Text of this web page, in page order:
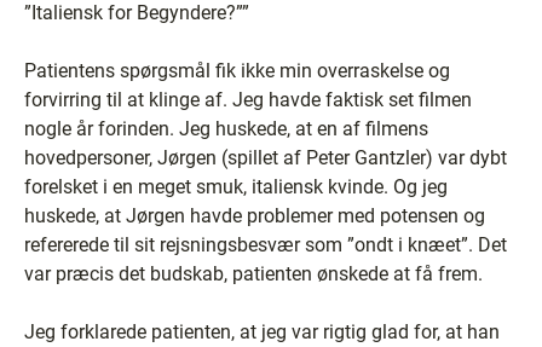
”Italiensk for Begyndere?””
Patientens spørgsmål fik ikke min overraskelse og
forvirring til at klinge af. Jeg havde faktisk set filmen
nogle år forinden. Jeg huskede, at en af filmens
hovedpersoner, Jørgen (spillet af Peter Gantzler) var dybt
forelsket i en meget smuk, italiensk kvinde. Og jeg
huskede, at Jørgen havde problemer med potensen og
refererede til sit rejsningsbesvær som ”ondt i knæet”. Det
var præcis det budskab, patienten ønskede at få frem.
Jeg forklarede patienten, at jeg var rigtig glad for, at han